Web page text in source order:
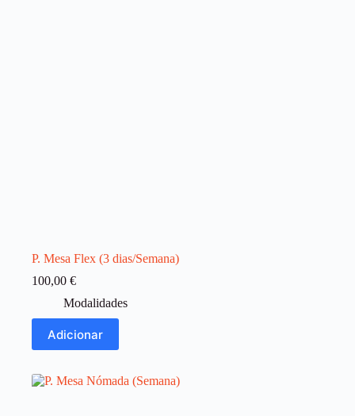
P. Mesa Flex (3 dias/Semana)
100,00 €
Modalidades
Adicionar